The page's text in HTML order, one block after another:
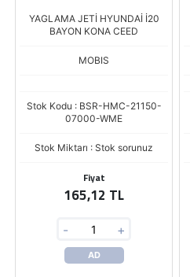
YAGLAMA JETİ HYUNDAİ İ20
BAYON KONA CEED
MOBIS
Stok Kodu : BSR-HMC-21150-
07000-WME
Stok Miktarı : Stok sorunuz
Fiyat
165,12 TL
- +
AD